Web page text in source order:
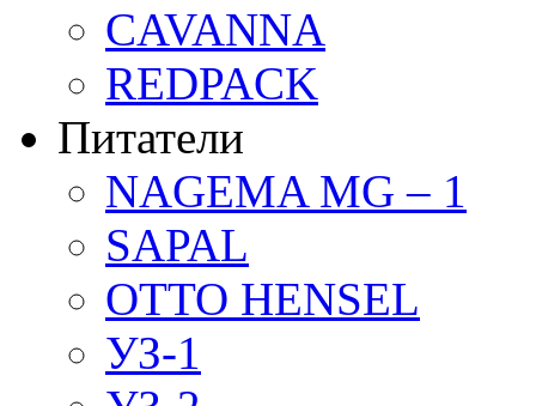
CAVANNA
REDPACK
Питатели
NAGEMA MG – 1
SAPAL
OTTO HENSEL
УЗ-1